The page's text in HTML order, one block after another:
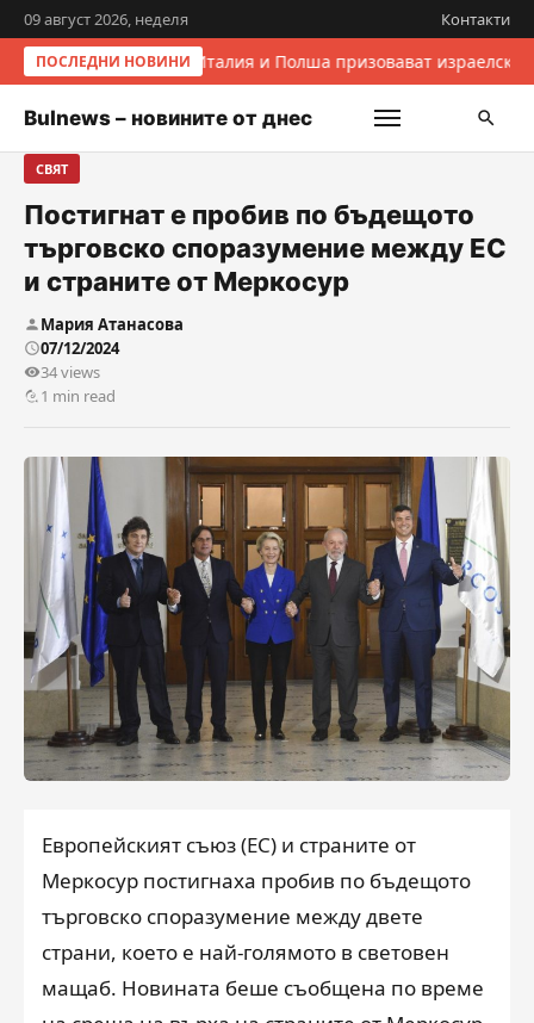
09 август 2026, неделя Контакти
ПОСЛЕДНИ НОВИНИ Италия и Полша призовават
Bulnews – новините от днес
СВЯТ
Постигнат е пробив по бъдещото
търговско споразумение между ЕС
и страните от Меркосур
Мария Атанасова
07/12/2024
34 views
1 min read
Европейският съюз (ЕС) и страните от
Меркосур постигнаха пробив по бъдещото
търговско споразумение между двете
страни, което е най-голямото в световен
мащаб. Новината беше съобщена по време